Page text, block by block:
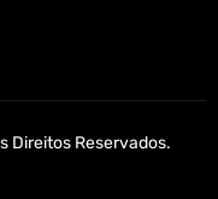
Direitos Reservados.